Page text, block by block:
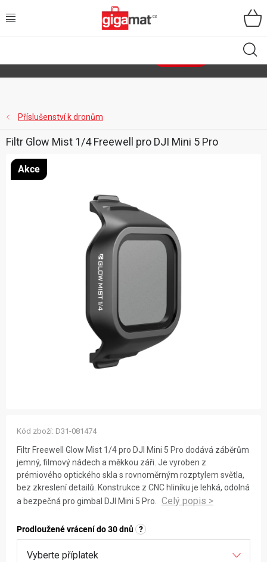
na
ZAHRADA
DÍLNA
ÚLOŽNÉ BOXY
12 důvodů proč Gigamat Možnosti dopravy
Příslušenství k dronům
Filtr Freewell Glow Mist 1/4 pro DJI Mini 5 Pro dodává záběrům
jemný, filmový nádech a měkkou záři. Je vyroben z
prémiového optického skla s rovnoměrným rozptylem světla,
bez zkreslení detailů. Konstrukce z CNC hliníku je lehká, odolná
a bezpečná pro gimbal DJI Mini 5 Pro.
Prodloužené vrácení do 30 dnů ?
Kód zboží: D31-081474
Filtr Glow Mist 1/4 Freewell pro DJI Mini 5 Pro
Akce